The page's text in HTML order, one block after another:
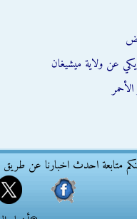
عن ولاية ميشيغان
متابعة احدث اخبارنا عن طريق